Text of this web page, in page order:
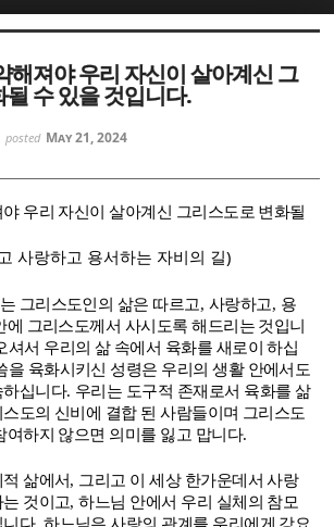
해져야 우리 자신이 살아계신 그
수 있을 것입니다.
posted May 21, 2024
우리 자신이 살아계신 그리스도로 변화될
사랑하고 용서하는 자비의 길)
그리스도인의 삶은 따르고, 사랑하고, 용
에 그리스도께서 사시도록 해드리는 것입니
셔서 우리의 삶 속에서 육화를 새로이 하십
을 육화시키신 성령은 우리의 생활 안에서도
하십니다. 우리는 도구적 존재로서 육화를 삶
도의 신비에 결합 된 사람들이며 그리스도
여하지 않으면 의미를 잃고 맙니다.
삶에서, 그리고 이 세상 한가운데서 사랑
것이고,하느님 안에서 우리 실체의 참모
스케치북5
스케치북5
스케치북5
스케치북5